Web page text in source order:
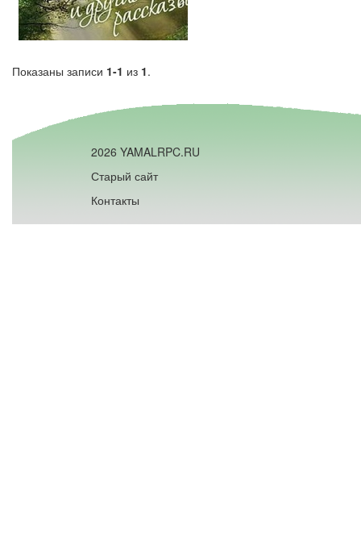
Показаны записи 1-1 из 1.
2026 YAMALRPC.RU
Старый сайт
Контакты